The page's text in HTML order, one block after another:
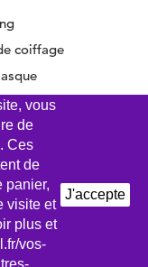
coiffage
vous
de
Ces
de
panier,
visite et
plus et
vos-
J'accepte
réservés
de Vente
de confidentialité